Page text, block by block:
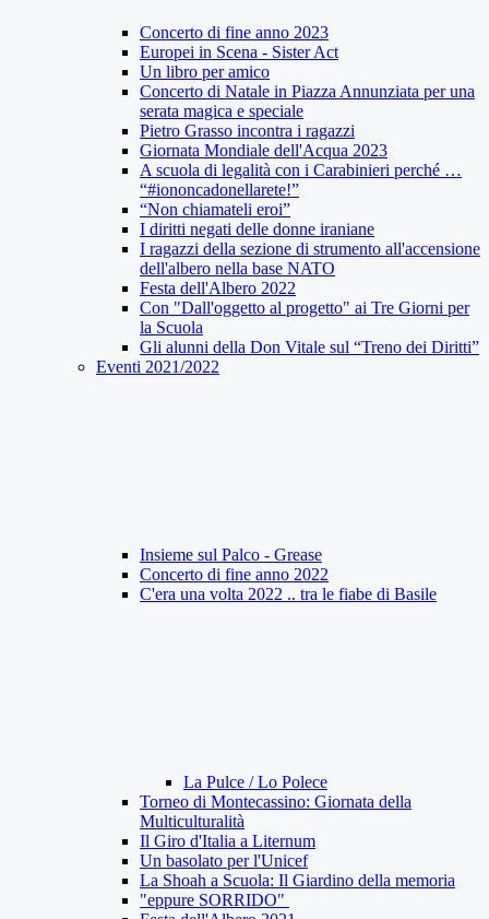
Concerto di fine anno 2023
Europei in Scena - Sister Act
Un libro per amico
Concerto di Natale in Piazza Annunziata per una
serata magica e speciale
Pietro Grasso incontra i ragazzi
Giornata Mondiale dell'Acqua 2023
A scuola di legalità con i Carabinieri perché …
“#iononcadonellarete!”
“Non chiamateli eroi”
I diritti negati delle donne iraniane
I ragazzi della sezione di strumento all'accensione
dell'albero nella base NATO
Festa dell'Albero 2022
Con "Dall'oggetto al progetto" ai Tre Giorni per
la Scuola
Gli alunni della Don Vitale sul “Treno dei Diritti”
Eventi 2021/2022
Insieme sul Palco - Grease
Concerto di fine anno 2022
C'era una volta 2022 .. tra le fiabe di Basile
La Pulce / Lo Polece
Torneo di Montecassino: Giornata della
Multiculturalità
Il Giro d'Italia a Liternum
Un basolato per l'Unicef
La Shoah a Scuola: Il Giardino della memoria
"eppure SORRIDO"